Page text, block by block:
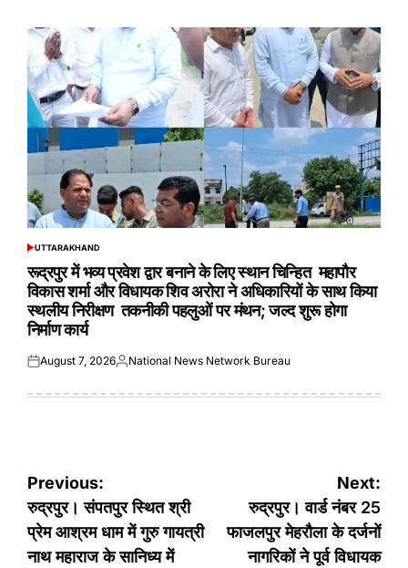
POSTED
UTTARAKHAND
रूद्रपुर में भव्य प्रवेश द्वार बनाने के लिए स्थान चिन्हित महापौर
विकास शर्मा और विधायक शिव अरोरा ने अधिकारियों के साथ किया
स्थलीय निरीक्षण तकनीकी पहलुओं पर मंथन; जल्द शुरू होगा
निर्माण कार्य
Posted
August 7, 2026Posted
National News Network Bureau
Post
navigation
Previous:
रुद्रपुर। संपतपुर स्थित श्री
प्रेम आश्रम धाम में गुरु गायत्री
नाथ महाराज के सानिध्य में
Next:
रुद्रपुर। वार्ड नंबर 25
फाजलपुर मेहरौला के दर्जनों
नागरिकों ने पूर्व विधायक